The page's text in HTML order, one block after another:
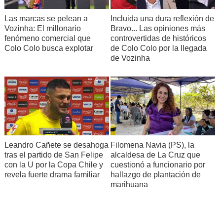
Las marcas se pelean a
Vozinha: El millonario
fenómeno comercial que
Colo Colo busca explotar
Incluida una dura reflexión de
Bravo... Las opiniones más
controvertidas de históricos
de Colo Colo por la llegada
de Vozinha
Leandro Cañete se desahoga
tras el partido de San Felipe
con la U por la Copa Chile y
revela fuerte drama familiar
Filomena Navia (PS), la
alcaldesa de La Cruz que
cuestionó a funcionario por
hallazgo de plantación de
marihuana